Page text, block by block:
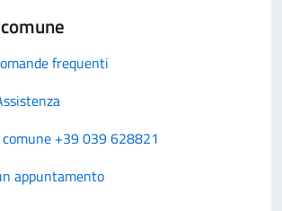
frequenti
+39 039 628821
appuntamento